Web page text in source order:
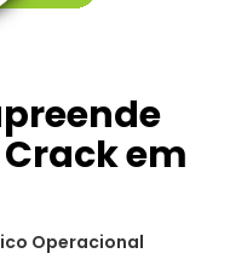
n
em
Operacional